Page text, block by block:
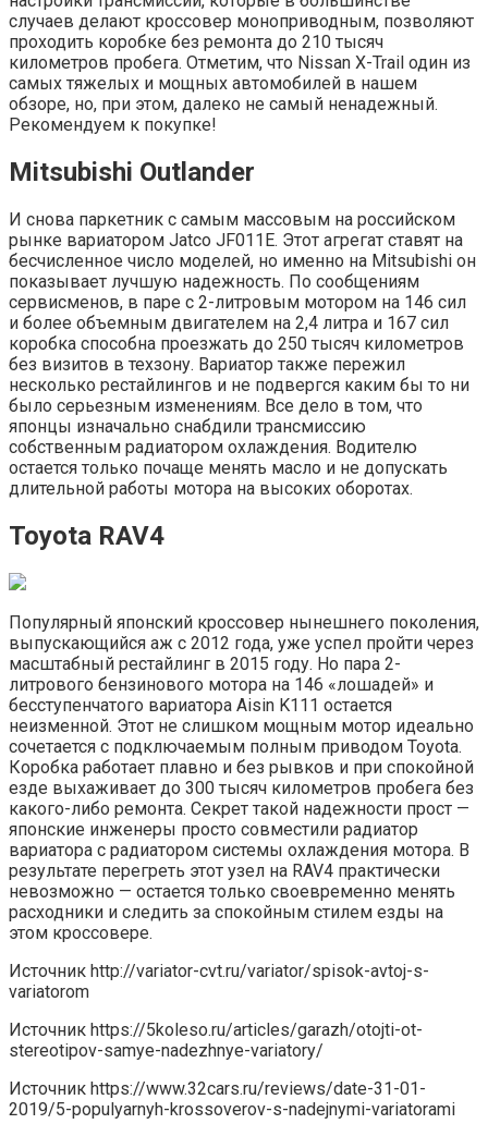
случаев делают кроссовер моноприводным, позволяют
проходить коробке без ремонта до 210 тысяч
километров пробега. Отметим, что Nissan X-Trail один из
самых тяжелых и мощных автомобилей в нашем
обзоре, но, при этом, далеко не самый ненадежный.
Рекомендуем к покупке!
Mitsubishi Outlander
И снова паркетник с самым массовым на российском
рынке вариатором Jatco JF011E. Этот агрегат ставят на
бесчисленное число моделей, но именно на Mitsubishi он
показывает лучшую надежность. По сообщениям
сервисменов, в паре с 2-литровым мотором на 146 сил
и более объемным двигателем на 2,4 литра и 167 сил
коробка способна проезжать до 250 тысяч километров
без визитов в техзону. Вариатор также пережил
несколько рестайлингов и не подвергся каким бы то ни
было серьезным изменениям. Все дело в том, что
японцы изначально снабдили трансмиссию
собственным радиатором охлаждения. Водителю
остается только почаще менять масло и не допускать
длительной работы мотора на высоких оборотах.
Toyota RAV4
Популярный японский кроссовер нынешнего поколения,
выпускающийся аж с 2012 года, уже успел пройти через
масштабный рестайлинг в 2015 году. Но пара 2-
литрового бензинового мотора на 146 «лошадей» и
бесступенчатого вариатора Aisin K111 остается
неизменной. Этот не слишком мощным мотор идеально
сочетается с подключаемым полным приводом Toyota.
Коробка работает плавно и без рывков и при спокойной
езде выхаживает до 300 тысяч километров пробега без
какого-либо ремонта. Секрет такой надежности прост —
японские инженеры просто совместили радиатор
вариатора с радиатором системы охлаждения мотора. В
результате перегреть этот узел на RAV4 практически
невозможно — остается только своевременно менять
расходники и следить за спокойным стилем езды на
этом кроссовере.
Источник http://variator-cvt.ru/variator/spisok-avtoj-s-
variatorom
Источник https://5koleso.ru/articles/garazh/otojti-ot-
stereotipov-samye-nadezhnye-variatory/
Источник https://www.32cars.ru/reviews/date-31-01-
2019/5-populyarnyh-krossoverov-s-nadejnymi-variatorami